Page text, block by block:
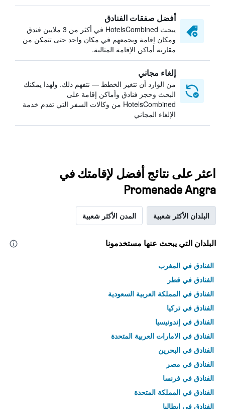
أفضل صفقات الفنادق
يبحث HotelsCombined في أكثر من 3 ملايين فندق
ومكان إقامة ويجمعهم في مكان واحد حتى تتمكن من
مقارنة أماكن الإقامة المثالية.
إلغاء مجاني
من الوارد أن تتغير الخطط — نتفهم ذلك. ولهذا يمكنك
البحث وحجز فنادق وأماكن إقامة على
HotelsCombined من وكالات السفر التي تقدم خدمة
الإلغاء المجاني
اعثر على نتائج أفضل لإقامتك في
Promenade Angra
البلدان الأكثر شعبية المدن الأكثر شعبية
البلدان التي يبحث عنها مستخدمونا
الفنادق في المغرب
الفنادق في قطر
الفنادق في المملكة العربية السعودية
الفنادق في تركيا
الفنادق في إندونيسيا
الفنادق في الامارات العربية المتحدة
الفنادق في البحرين
الفنادق في مصر
الفنادق في فرنسا
الفنادق في المملكة المتحدة
الفنادق في إيطاليا